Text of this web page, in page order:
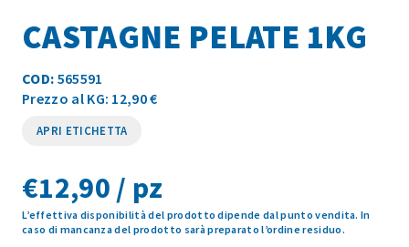
CASTAGNE PELATE 1KG
COD: 565591
Prezzo al KG: 12,90 €
APRI ETICHETTA
€12,90 / pz
L’effettiva disponibilità del prodotto dipende dal punto vendita. In
caso di mancanza del prodotto sarà preparato l’ordine residuo.